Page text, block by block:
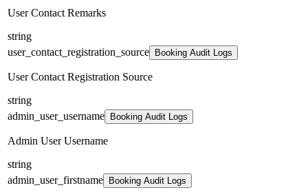
User Contact Remarks
string
user_contact_registration_source
Booking Audit Logs
User Contact Registration Source
string
admin_user_username
Booking Audit Logs
Admin User Username
string
admin_user_firstname
Booking Audit Logs